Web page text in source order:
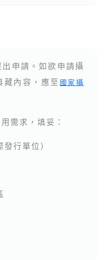
申請。如欲申請攝
藏內容，應至 國家攝
需求，填妥：
行單位）